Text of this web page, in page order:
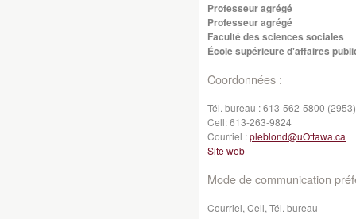
Professeur agrégé
Professeur agrégé
Faculté des sciences sociales
École supérieure d'affaires
Coordonnées :
Tél. bureau :613-562-5800 (2953)
Cell:613-263-9824
Courriel :pleblond@uOttawa.ca
Site web
Mode de communication
Courriel, Cell, Tél. bureau